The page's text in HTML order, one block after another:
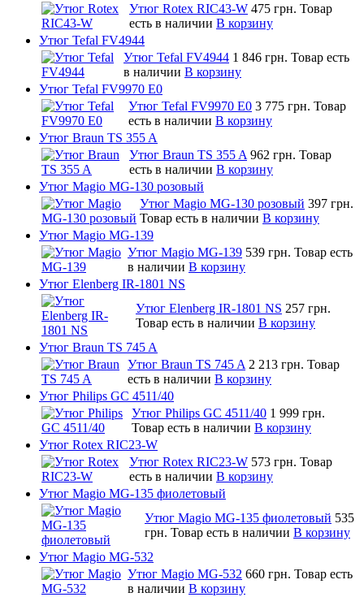
Утюг Rotex RIC43-W 475 грн. Товар
есть в наличии В корзину
Утюг Tefal FV4944
Утюг Tefal FV4944 1 846 грн. Товар есть
в наличии В корзину
Утюг Tefal FV9970 E0
Утюг Tefal FV9970 E0 3 775 грн. Товар
есть в наличии В корзину
Утюг Braun TS 355 A
Утюг Braun TS 355 A 962 грн. Товар
есть в наличии В корзину
Утюг Magio MG-130 розовый
Утюг Magio MG-130 розовый 397 грн.
Товар есть в наличии В корзину
Утюг Magio MG-139
Утюг Magio MG-139 539 грн. Товар есть
в наличии В корзину
Утюг Elenberg IR-1801 NS
Утюг Elenberg IR-1801 NS 257 грн.
Товар есть в наличии В корзину
Утюг Braun TS 745 A
Утюг Braun TS 745 A 2 213 грн. Товар
есть в наличии В корзину
Утюг Philips GC 4511/40
Утюг Philips GC 4511/40 1 999 грн.
Товар есть в наличии В корзину
Утюг Rotex RIC23-W
Утюг Rotex RIC23-W 573 грн. Товар
есть в наличии В корзину
Утюг Magio MG-135 фиолетовый
Утюг Magio MG-135 фиолетовый 535
грн. Товар есть в наличии В корзину
Утюг Magio MG-532
Утюг Magio MG-532 660 грн. Товар есть
в наличии В корзину